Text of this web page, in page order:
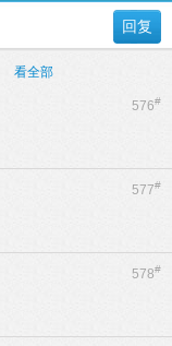
回复
看全部
576#
577#
578#